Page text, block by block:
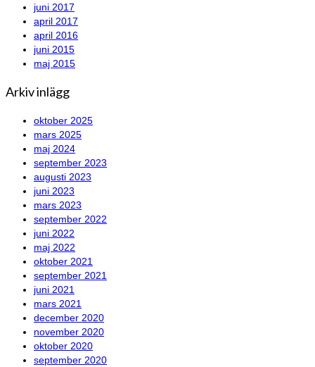
juni 2017
april 2017
april 2016
juni 2015
maj 2015
Arkiv inlägg
oktober 2025
mars 2025
maj 2024
september 2023
augusti 2023
juni 2023
mars 2023
september 2022
juni 2022
maj 2022
oktober 2021
september 2021
juni 2021
mars 2021
december 2020
november 2020
oktober 2020
september 2020